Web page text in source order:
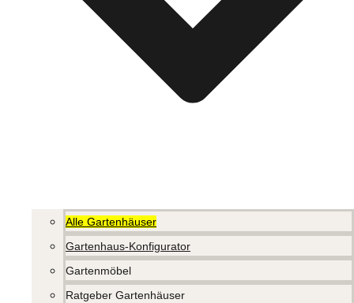
Alle Gartenhäuser
Gartenhaus-Konfigurator
Gartenmöbel
Ratgeber Gartenhäuser